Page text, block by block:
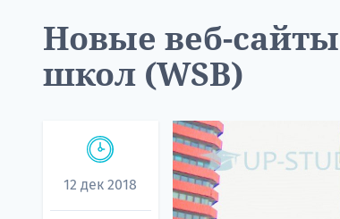
Новые веб-
школ (WSB)
12 дек 2018